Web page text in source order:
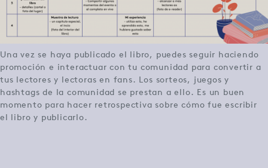
Una vez se haya publicado el libro, puedes seguir haciendo
promoción e interactuar con tu comunidad para convertir a
tus lectores y lectoras en fans. Los sorteos, juegos y
hashtags de la comunidad se prestan a ello. Es un buen
momento para hacer retrospectiva sobre cómo fue escribir
el libro y publicarlo.